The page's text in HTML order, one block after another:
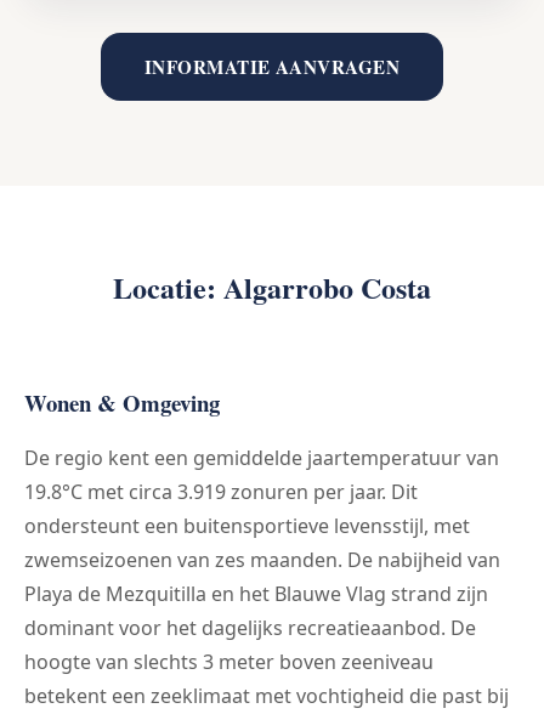
INFORMATIE AANVRAGEN
Locatie: Algarrobo Costa
Wonen & Omgeving
De regio kent een gemiddelde jaartemperatuur van
19.8°C met circa 3.919 zonuren per jaar. Dit
ondersteunt een buitensportieve levensstijl, met
zwemseizoenen van zes maanden. De nabijheid van
Playa de Mezquitilla en het Blauwe Vlag strand zijn
dominant voor het dagelijks recreatieaanbod. De
hoogte van slechts 3 meter boven zeeniveau
betekent een zeeklimaat met vochtigheid die past bij